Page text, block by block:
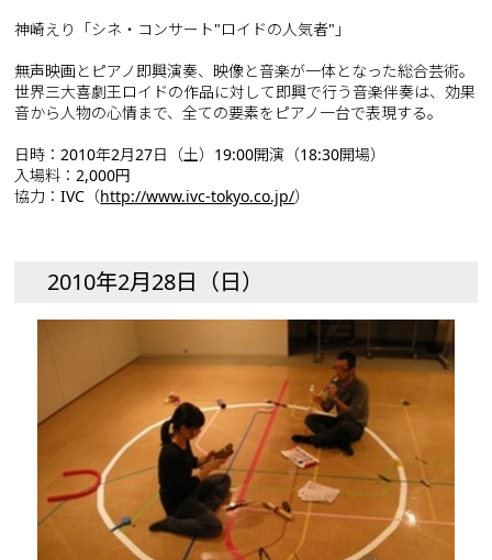
神崎えり「シネ・コンサート"ロイドの人気者"」
無声映画とピアノ即興演奏、映像と音楽が一体となった総合芸術。
世界三大喜劇王ロイドの作品に対して即興で行う音楽伴奏は、効果
音から人物の心情まで、全ての要素をピアノ一台で表現する。
日時：2010年2月27日（土）19:00開演（18:30開場）
入場料：2,000円
協力：IVC（http://www.ivc-tokyo.co.jp/）
2010年2月28日（日）